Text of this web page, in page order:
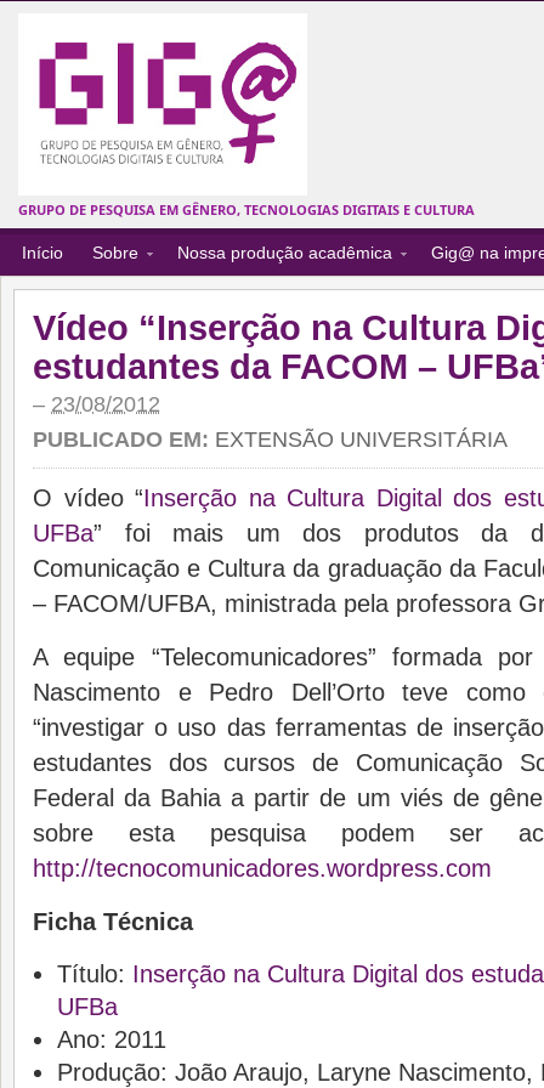
GRUPO DE PESQUISA EM GÊNERO, TECNOLOGIAS DIGITAIS E CULTURA
Início Sobre Nossa produção acadêmica Gig@ na
Vídeo “Inserção na Cultura
estudantes da FACOM –
– 23/08/2012
PUBLICADO EM: EXTENSÃO UNIVERSITÁRIA
O vídeo “Inserção na Cultura Digital dos
UFBa” foi mais um dos produtos da
Comunicação e Cultura da graduação da
– FACOM/UFBA, ministrada pela professora
A equipe “Telecomunicadores” formada
Nascimento e Pedro Dell’Orto teve como
“investigar o uso das ferramentas de
estudantes dos cursos de Comunicação
Federal da Bahia a partir de um viés de
sobre esta pesquisa podem ser
http://tecnocomunicadores.wordpress.com
Ficha Técnica
Título: Inserção na Cultura Digital dos
UFBa
Ano: 2011
Produção: João Araujo, Laryne Nascimento,